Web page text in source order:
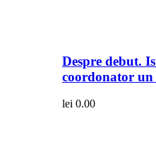
Despre debut.
coordonator un
lei 0.00